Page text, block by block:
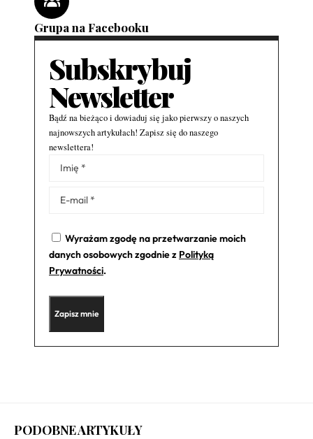
Grupa na Facebooku
Subskrybuj
Newsletter
Bądź na bieżąco i dowiaduj się jako pierwszy o naszych
najnowszych artykułach! Zapisz się do naszego
newslettera!
Wyrażam zgodę na przetwarzanie moich
danych osobowych zgodnie z Polityką
Prywatności.
Alternative:
PODOBNE ARTYKUŁY